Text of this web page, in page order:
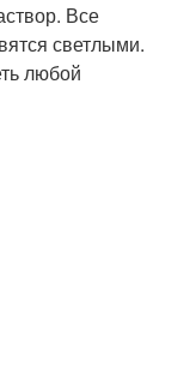
Все
светлыми.
любой